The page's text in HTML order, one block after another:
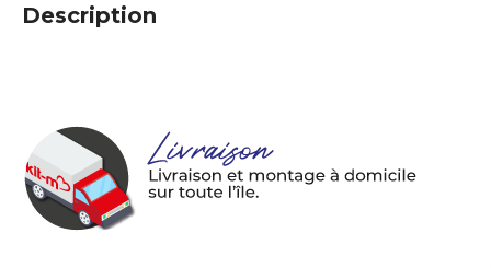
Description